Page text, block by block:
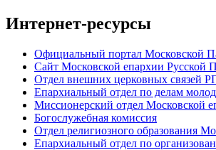
Интернет-ресурсы
Официальный портал Московской
Сайт Московской епархии Русской
Отдел внешних церковных связей
Епархиальный отдел по делам
Миссионерский отдел Московской
Богослужебная комиссия
Отдел религиозного образования
Епархиальный отдел по